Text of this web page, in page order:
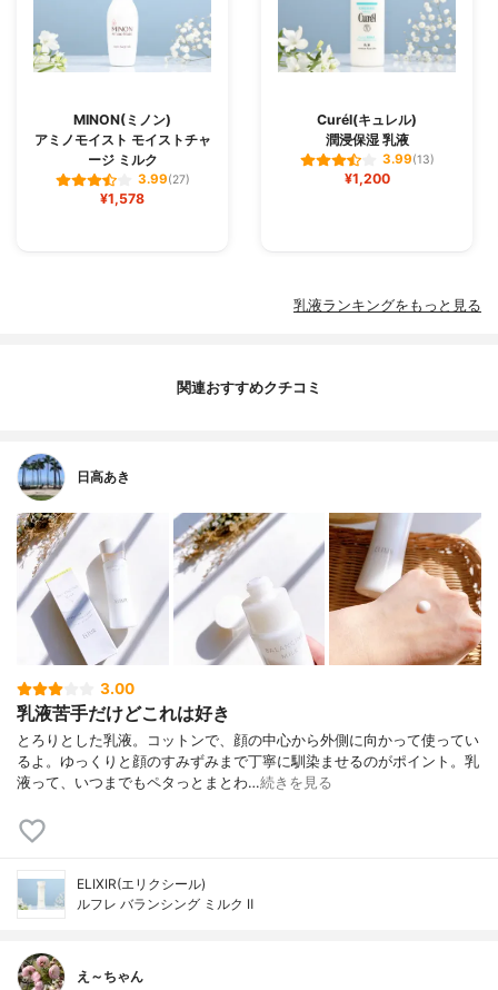
MINON(ミノン)
アミノモイスト モイストチャ
ージ ミルク
3.99(27)
¥1,578
Curél(キュレル)
潤浸保湿 乳液
3.99(13)
¥1,200
乳液ランキングをもっと見る
関連おすすめクチコミ
日高あき
3.00
乳液苦手だけどこれは好き
とろりとした乳液。コットンで、顔の中心から外側に向かって使ってい
るよ。ゆっくりと顔のすみずみまで丁寧に馴染ませるのがポイント。乳
液って、いつまでもペタっとまとわ…続きを見る
ELIXIR(エリクシール)
ルフレ バランシング ミルク Ⅱ
え～ちゃん